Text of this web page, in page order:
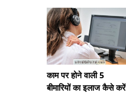
देखभाल की जा सकती है, जब
व्यक्ति बिस्तर पर बैठे होते हैं, या
रोगी स्वयं, जब व
काम पर होने वाली 5
बीमारियों का इलाज कैसे करें